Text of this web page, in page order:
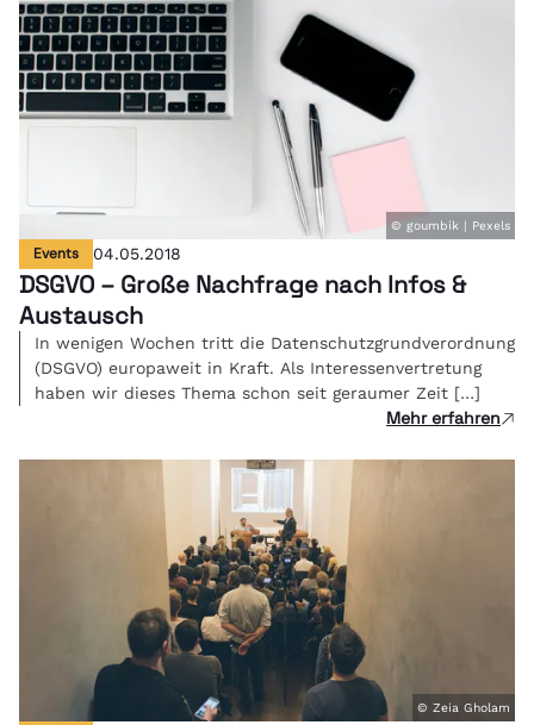
© goumbik | Pexels
Events 04.05.2018
DSGVO – Große Nachfrage nach Infos &
Austausch
In wenigen Wochen tritt die Datenschutzgrundverordnung
(DSGVO) europaweit in Kraft. Als Interessenvertretung
haben wir dieses Thema schon seit geraumer Zeit […]
Mehr erfahren
© Zeia Gholam